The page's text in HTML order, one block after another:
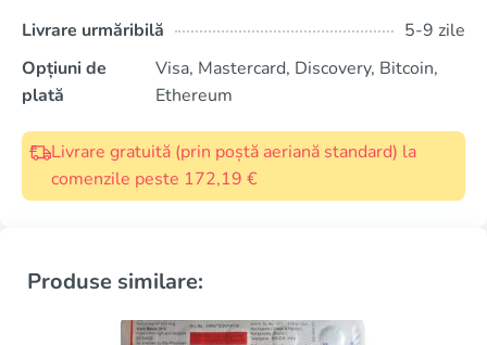
Livrare urmăribilă
5-9 zile
Opțiuni de
plată
Visa, Mastercard, Discovery, Bitcoin,
Ethereum
Livrare gratuită (prin poștă aeriană standard) la
comenzile peste 172,19 €
Produse similare: